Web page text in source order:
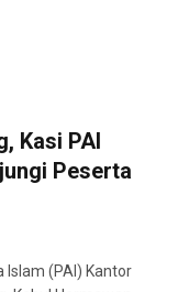
Kasi PAI
Peserta
Islam (PAI) Kantor